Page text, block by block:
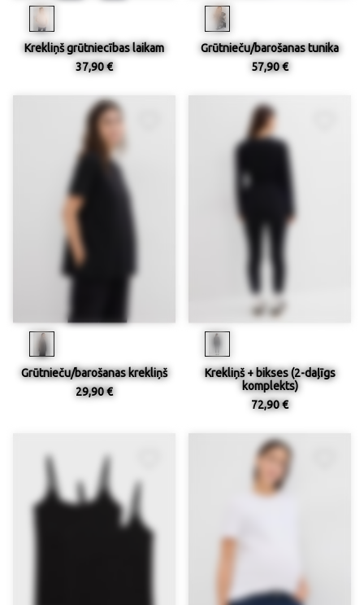
Krekliņš grūtniecības laikam
37,90 €
Grūtnieču/barošanas tunika
57,90 €
Grūtnieču/barošanas krekliņš
29,90 €
Krekliņš + bikses (2-daļīgs
komplekts)
72,90 €